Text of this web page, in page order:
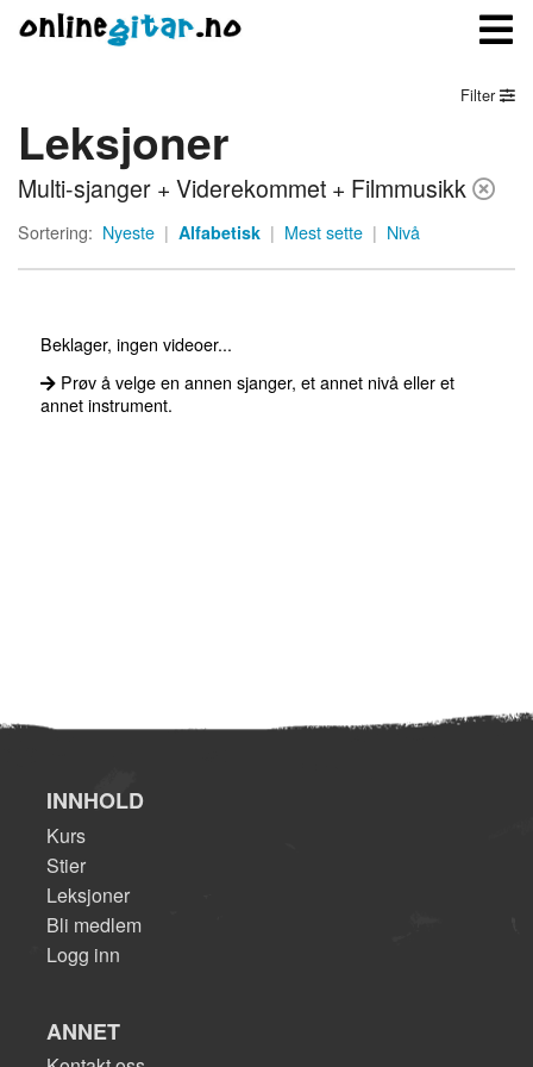
Meny
Logg inn
Filter
Leksjoner
Multi-sjanger + Viderekommet + Filmmusikk
Sortering: Nyeste | Alfabetisk | Mest sette | Nivå
Beklager, ingen videoer...
Prøv å velge en annen sjanger, et annet nivå eller et
annet instrument.
INNHOLD
Kurs
Stier
Leksjoner
Bli medlem
Logg inn
ANNET